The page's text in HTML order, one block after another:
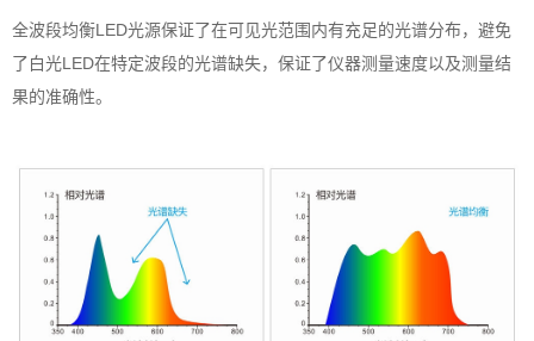
全波段均衡LED光源保证了在可见光范围内有充足的光谱分布，避免
了白光LED在特定波段的光谱缺失，保证了仪器测量速度以及测量结
果的准确性。